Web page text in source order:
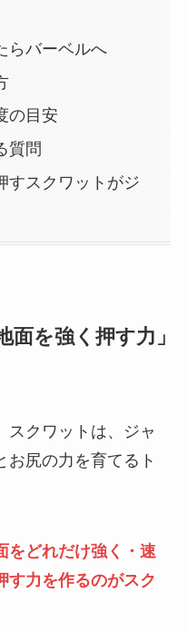
らバーベルへ
の目安
質問
すスクワットがジ
を強く押す力」
スクワットは、ジャ
お尻の力を育てるト
をどれだけ強く・速
す力を作るのがスク